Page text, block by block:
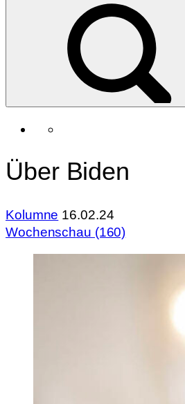
Über Biden
Kolumne 16.02.24
Wochenschau (160)